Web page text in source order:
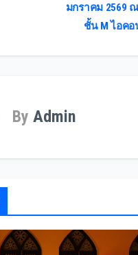
มกราคม 2569 ณ
ชั้น M ไอค
By Admin